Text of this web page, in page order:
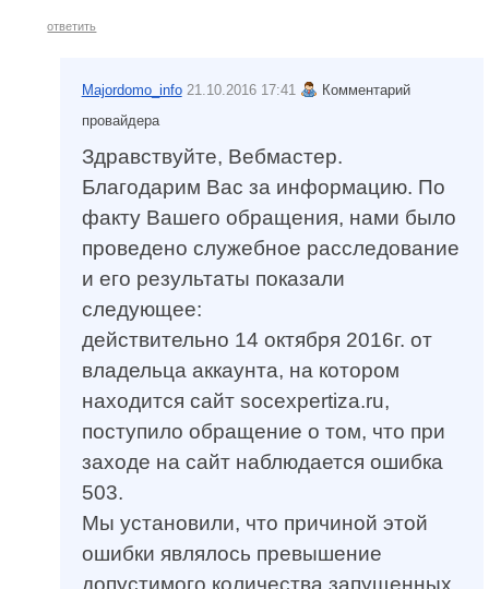
ответить
Majordomo_info 21.10.2016 17:41
Комментарий
провайдера
Здравствуйте, Вебмастер.
Благодарим Вас за информацию. По
факту Вашего обращения, нами было
проведено служебное расследование
и его результаты показали
следующее:
действительно 14 октября 2016г. от
владельца аккаунта, на котором
находится сайт socexpertiza.ru,
поступило обращение о том, что при
заходе на сайт наблюдается ошибка
503.
Мы установили, что причиной этой
ошибки являлось превышение
допустимого количества запущенных